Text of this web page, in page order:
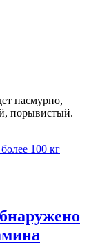
пасмурно,
порывистый.